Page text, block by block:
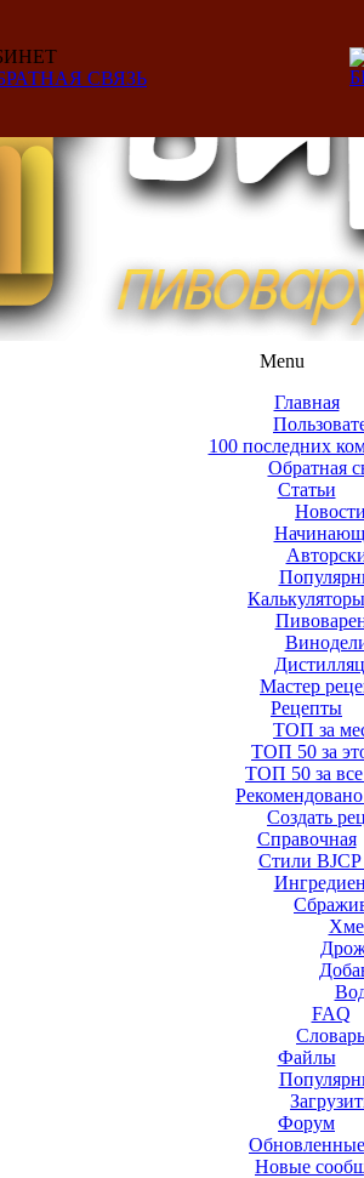
Menu
Главная
100 последних
Обратная
Статьи
Новости
Калькуляторы
Мастер
Рецепты
ТОП за
ТОП 50 за
ТОП 50 за
Создать
Справочная
Стили BJCP
FAQ
Словарь
Файлы
Форум
Новые
СВЯЗЬ